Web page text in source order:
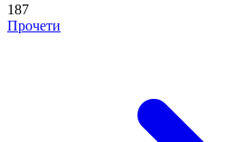
187
Прочети